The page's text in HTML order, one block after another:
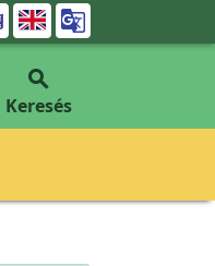


Keresés